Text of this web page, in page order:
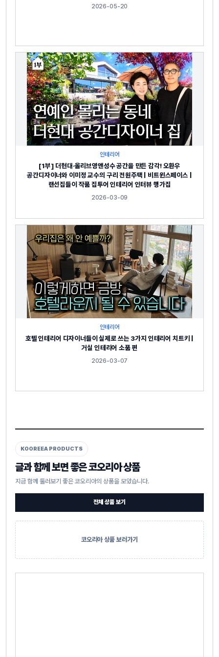
2026-05-20
인테리어
[1부] 더현대·올리브영앤성수 공간을 만든 감각! 오환우
공간디자이너와 이미정 교수의 구리 전원주택 | 비트윈스페이스 |
랜선집들이 작품 집투어 인테리어 인터뷰 행가집
2026-03-09
인테리어
호텔 인테리어 디자이너들이 실제로 쓰는 3가지 인테리어 치트키 |
거실 인테리어 소품 편
2026-03-07
KOOREEA PRODUCTS
글과 함께 보면 좋은 코오리아 상품
지금 함께 둘러보기 좋은 코오리아의 상품을 모았습니다.
전체 상품 보기
코오리아 상품 보러가기